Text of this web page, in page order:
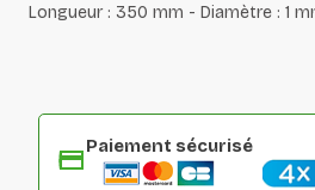
Longueur : 350 mm - Diamètre : 1
Paiement sécurisé